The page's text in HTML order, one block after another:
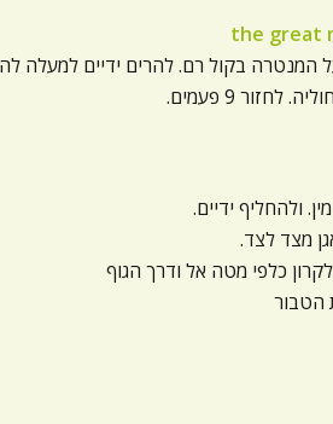
המנטרה בקול רם. להרים ידיים למעלה
9 פעמים.
כלפי מטה אל ודרך הגוף
הטבור